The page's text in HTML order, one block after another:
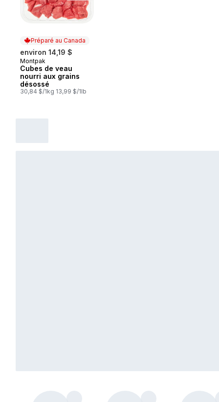
Préparé au Canada
environ 14,19 $
Préparé au Canada
Montpak
Cubes de veau
nourri aux grains
désossé
30,84 $/1kg 13,99 $/1lb